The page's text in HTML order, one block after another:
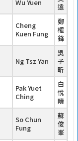
Wu Yuen
遠
Cheng
Kuen Fung
鄭
權
鋒
Ng Tsz Yan
吳
子
昕
Pak Yuet
Ching
白
悅
晴
So Chun
Fung
蘇
俊
峯